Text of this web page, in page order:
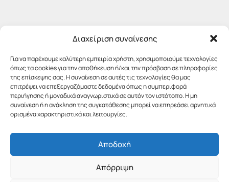
Διαχείριση συναίνεσης
Για να παρέχουμε καλύτερη εμπειρία χρήστη, χρησιμοποιούμε τεχνολογίες
όπως τα cookies για την αποθήκευση ή/και την πρόσβαση σε πληροφορίες
της επίσκεψης σας. Η συναίνεση σε αυτές τις τεχνολογίες θα μας
επιτρέψει να επεξεργαζόμαστε δεδομένα όπως η συμπεριφορά
περιήγησης ή μοναδικά αναγνωριστικά σε αυτόν τον ιστότοπο. Η μη
συναίνεση ή η ανάκληση της συγκατάθεσης μπορεί να επηρεάσει αρνητικά
ορισμένα χαρακτηριστικά και λειτουργίες.
Αποδοχή
Απόρριψη